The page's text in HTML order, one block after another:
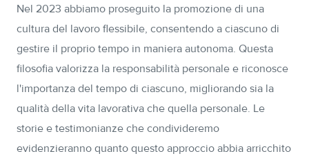
Nel 2023 abbiamo proseguito la promozione di una
cultura del lavoro flessibile, consentendo a ciascuno di
gestire il proprio tempo in maniera autonoma. Questa
filosofia valorizza la responsabilità personale e riconosce
l'importanza del tempo di ciascuno, migliorando sia la
qualità della vita lavorativa che quella personale. Le
storie e testimonianze che condivideremo
evidenzieranno quanto questo approccio abbia arricchito